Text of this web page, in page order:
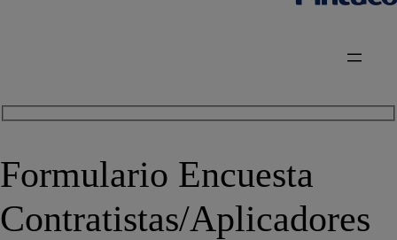
Formulario Encuesta
Contratistas/Aplicadores